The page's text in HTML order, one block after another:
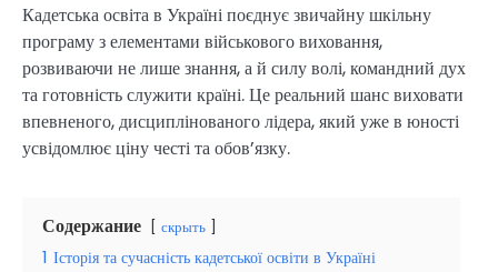
Кадетська освіта в Україні поєднує звичайну шкільну
програму з елементами військового виховання,
розвиваючи не лише знання, а й силу волі, командний дух
та готовність служити країні. Це реальний шанс виховати
впевненого, дисциплінованого лідера, який уже в юності
усвідомлює ціну честі та обов’язку.
Содержание скрыть
1 Історія та сучасність кадетської освіти в Україні